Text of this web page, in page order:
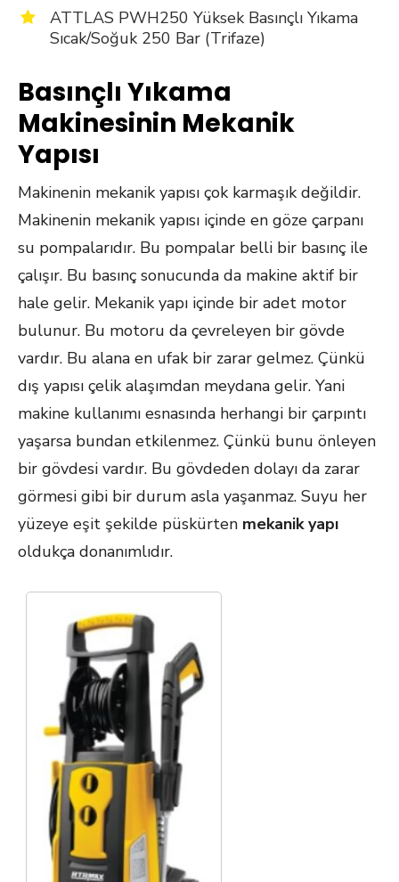
ATTLAS PWH250 Yüksek Basınçlı Yıkama
Sıcak/Soğuk 250 Bar (Trifaze)
Basınçlı Yıkama
Makinesinin Mekanik
Yapısı
Makinenin mekanik yapısı çok karmaşık değildir.
Makinenin mekanik yapısı içinde en göze çarpanı
su pompalarıdır. Bu pompalar belli bir basınç ile
çalışır. Bu basınç sonucunda da makine aktif bir
hale gelir. Mekanik yapı içinde bir adet motor
bulunur. Bu motoru da çevreleyen bir gövde
vardır. Bu alana en ufak bir zarar gelmez. Çünkü
dış yapısı çelik alaşımdan meydana gelir. Yani
makine kullanımı esnasında herhangi bir çarpıntı
yaşarsa bundan etkilenmez. Çünkü bunu önleyen
bir gövdesi vardır. Bu gövdeden dolayı da zarar
görmesi gibi bir durum asla yaşanmaz. Suyu her
yüzeye eşit şekilde püskürten mekanik yapı
oldukça donanımlıdır.